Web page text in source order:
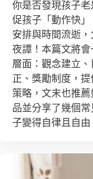
你是否發現孩子
促孩子「動作快
安排與時間流逝
夜譚！本篇文將
層面：觀念建立
正、獎勵制度，
策略，文末也推
品並分享了幾個
子變得自律且自由